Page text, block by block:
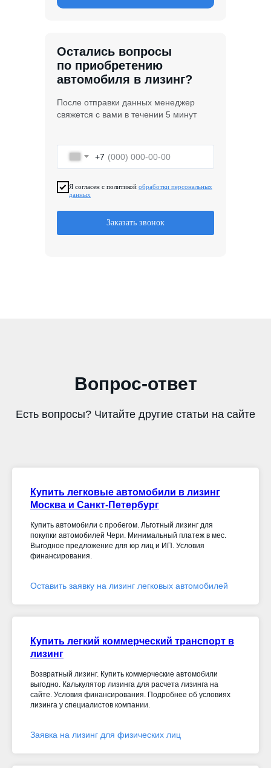
+7
Я согласен с политикой обработки персональных
данных
Заказать звонок
Остались вопросы
по приобретению
автомобиля в лизинг?
После отправки данных менеджер
свяжется с вами в течении 5 минут
Вопрос-ответ
Есть вопросы? Читайте другие статьи на сайте
Купить легковые автомобили в лизинг
Москва и Санкт-Петербург
Купить автомобили с пробегом. Льготный лизинг для
покупки автомобилей Чери. Минимальный платеж в мес.
Выгодное предложение для юр лиц и ИП. Условия
финансирования.
Оставить заявку на лизинг легковых автомобилей
Купить легкий коммерческий транспорт в
лизинг
Возвратный лизинг. Купить коммерческие автомобили
выгодно. Калькулятор лизинга для расчета лизинга на
сайте. Условия финансирования. Подробнее об условиях
лизинга у специалистов компании.
Заявка на лизинг для физических лиц